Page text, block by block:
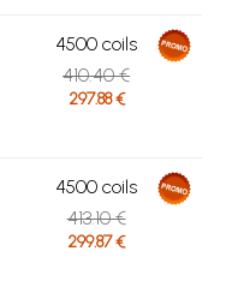
4500 coils
410.40 €
297.88 €
4500 coils
413.10 €
299.87 €